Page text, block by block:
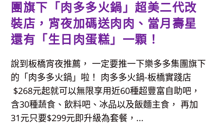
厚
切
牛
排
肉
多
到
炸，
炙
燒
肉
香
又
嫩，
內
用
雞
團旗下「肉多多火鍋」超美二代改
裝店，宵夜加碼送肉肉、當月壽星
還有「生日肉蛋糕」一顆！
說到板橋宵夜推薦， 一定要推一下樂多多集團旗下
的「肉多多火鍋」啦！ 肉多多火鍋-板橋實踐店
$268元起就可以無限享用近60種超豐富自助吧，
含30種蔬食、飲料吧、冰品以及飯麵主食， 再加
31元只要$299元即升級為套餐，...